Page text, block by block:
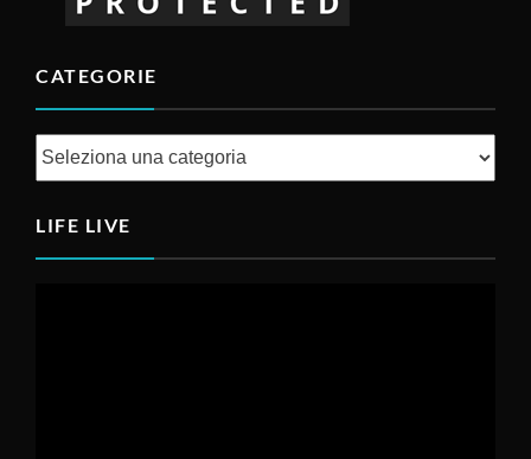
CATEGORIE
Categorie
LIFE LIVE